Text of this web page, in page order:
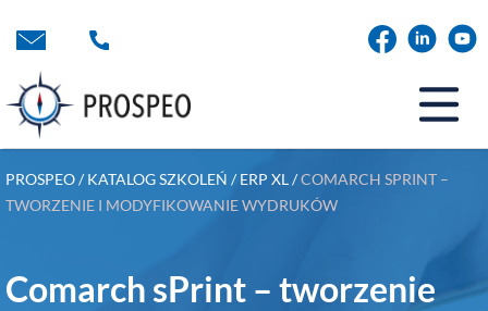
do
PROSPEO/ KATALOG SZKOLEŃ /ERP XL/COMARCH SPRINT –
TWORZENIE I MODYFIKOWANIE WYDRUKÓW
Comarch sPrint – tworzenie